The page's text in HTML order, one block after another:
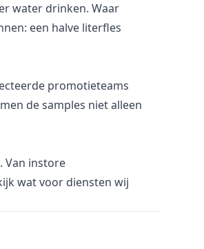
water drinken. Waar
een halve literfles
promotieteams
de samples niet alleen
Van instore
wat voor diensten wij